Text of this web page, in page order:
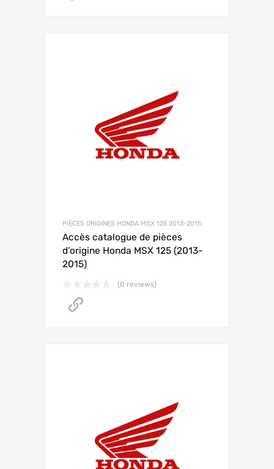
PIÈCES ORIGINES HONDA MSX 125 2013-2015
Accès catalogue de pièces
d’origine Honda MSX 125 (2013-
2015)
(0 reviews)